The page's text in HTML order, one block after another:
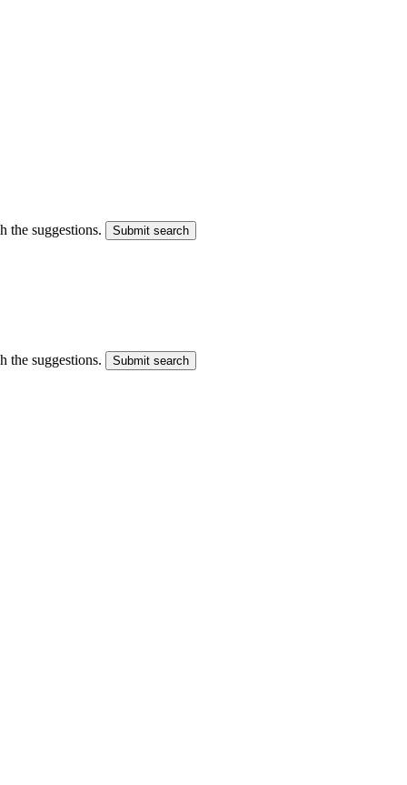
the suggestions. Submit search
the suggestions. Submit search